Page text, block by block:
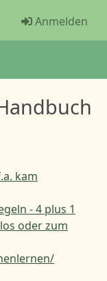
Menü
Anmelden
kam
- 4 plus 1
oder zum